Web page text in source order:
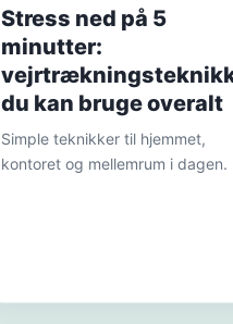
Stress ned på 5
minutter:
du kan bruge overalt
Simple teknikker til hjemmet,
kontoret og mellemrum i dagen.